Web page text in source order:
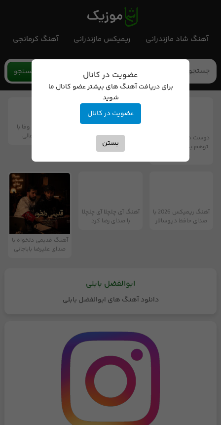
آهنگ شاد مازندرانی ریمیکس مازندرانی آهنگ کرمانجی
جستجو
دوست دارم صدات کنم
توهم بگی جونم نیمه
پنهونم
آهنگ کارما با صدای
مهدی احمدزاده
آهنگ الوعده وفا با
صدای ابی عالی
آهنگ ریمیکس 2026 با
صدای حافظ دیوسالار
آهنگ آی چلچلا آی چلچلا
با صدای رضا کرد
آهنگ قدیمی دلخواه با
صدای علیرضا باباجانی
ابوالفضل بابلی
دانلود آهنگ های ابوالفضل بابلی
عضویت در کانال
برای دریافت آهنگ های بیشتر عضو کانال ما
شوید
عضویت در کانال
بستن